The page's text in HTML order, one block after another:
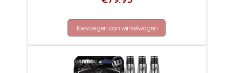
Toevoegen aan winkelwagen